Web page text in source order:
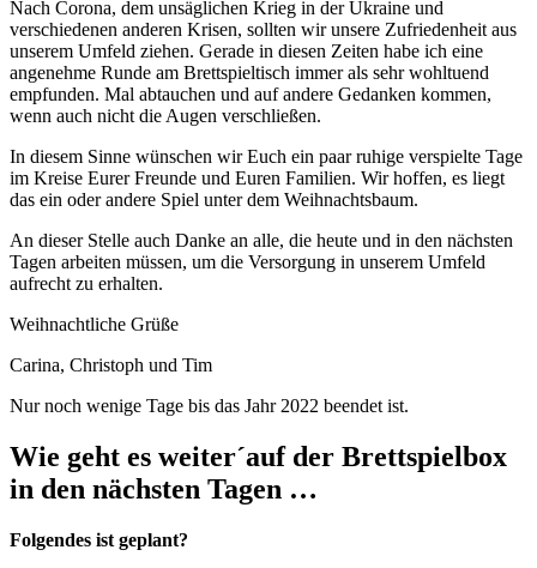
Nach Corona, dem unsäglichen Krieg in der Ukraine und
verschiedenen anderen Krisen, sollten wir unsere Zufriedenheit aus
unserem Umfeld ziehen. Gerade in diesen Zeiten habe ich eine
angenehme Runde am Brettspieltisch immer als sehr wohltuend
empfunden. Mal abtauchen und auf andere Gedanken kommen,
wenn auch nicht die Augen verschließen.
In diesem Sinne wünschen wir Euch ein paar ruhige verspielte Tage
im Kreise Eurer Freunde und Euren Familien. Wir hoffen, es liegt
das ein oder andere Spiel unter dem Weihnachtsbaum.
An dieser Stelle auch Danke an alle, die heute und in den nächsten
Tagen arbeiten müssen, um die Versorgung in unserem Umfeld
aufrecht zu erhalten.
Weihnachtliche Grüße
Carina, Christoph und Tim
Nur noch wenige Tage bis das Jahr 2022 beendet ist.
Wie geht es weiter´auf der Brettspielbox
in den nächsten Tagen …
Folgendes ist geplant?